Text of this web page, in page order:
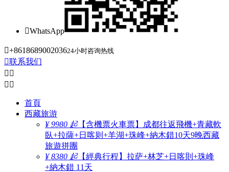
WhatsApp
+861868900203624小时咨询热线
联系我们
 
 
首頁
西藏旅游
¥ 9980 起【含機票火車票】成都往返飛機+青藏軟
臥+拉薩+日喀则+羊湖+珠峰+納木錯10天9晚西藏
旅遊拼團
¥ 8380 起【經典行程】拉萨+林芝+日喀則+珠峰
+納木錯 11天